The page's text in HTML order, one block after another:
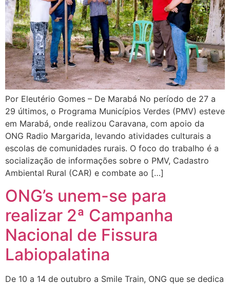
Por Eleutério Gomes – De Marabá No período de 27 a
29 últimos, o Programa Municípios Verdes (PMV) esteve
em Marabá, onde realizou Caravana, com apoio da
ONG Radio Margarida, levando atividades culturais a
escolas de comunidades rurais. O foco do trabalho é a
socialização de informações sobre o PMV, Cadastro
Ambiental Rural (CAR) e combate ao […]
ONG’s unem-se para
realizar 2ª Campanha
Nacional de Fissura
Labiopalatina
De 10 a 14 de outubro a Smile Train, ONG que se dedica